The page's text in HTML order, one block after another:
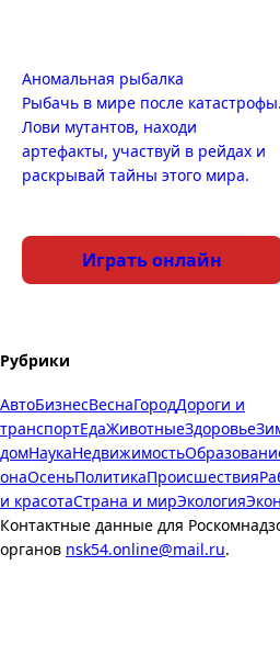
Аномальная рыбалка
Рыбачь в мире после катастрофы.
Лови мутантов, находи
артефакты, участвуй в рейдах и
раскрывай тайны этого мира.
Играть онлайн
Рубрики
АвтоБизнесВеснаГородДороги и
транспортЕдаЖивотныеЗдоровье
домНаукаНедвижимость
онаОсеньПолитикаПроисшествия
и красотаСтрана и мирЭкология
Контактные данные для
органов nsk54.online@mail.ru.